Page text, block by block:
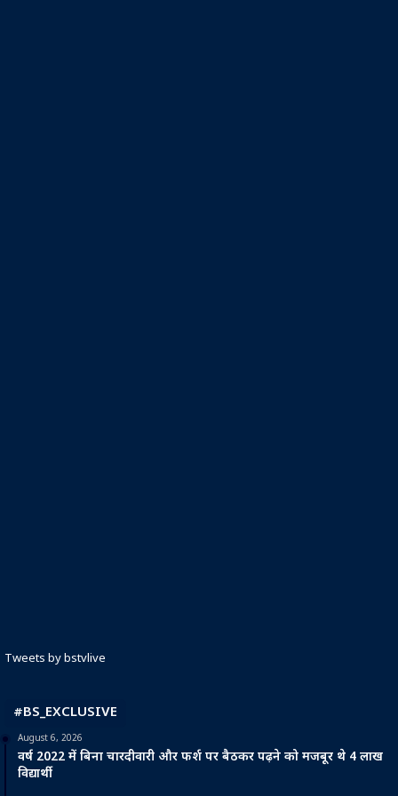
Tweets by bstvlive
#BS_EXCLUSIVE
August 6, 2026
वर्ष 2022 में बिना चारदीवारी और फर्श पर बैठकर पढ़ने को मजबूर थे 4 लाख
विद्यार्थी